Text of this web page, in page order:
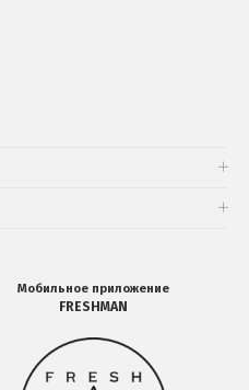
Мобильное приложение
FRESHMAN
Мобильное
приложение
FRESHMAN